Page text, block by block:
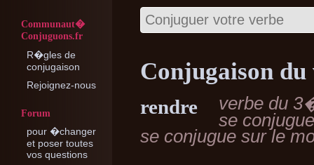
Communaut�
Conjuguons.fr
R�gles de
conjugaison
Rejoignez-nous
Forum
pour �changer
et poser toutes
vos questions
Conjugaison du
rendre
verbe du
se
se conjugue sur le